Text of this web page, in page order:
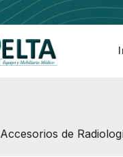
Accesorios de